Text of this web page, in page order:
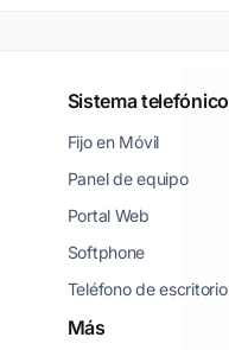
Sistema telefónico
Fijo en Móvil
Panel de equipo
Portal Web
Softphone
Teléfono de escritorio
Más